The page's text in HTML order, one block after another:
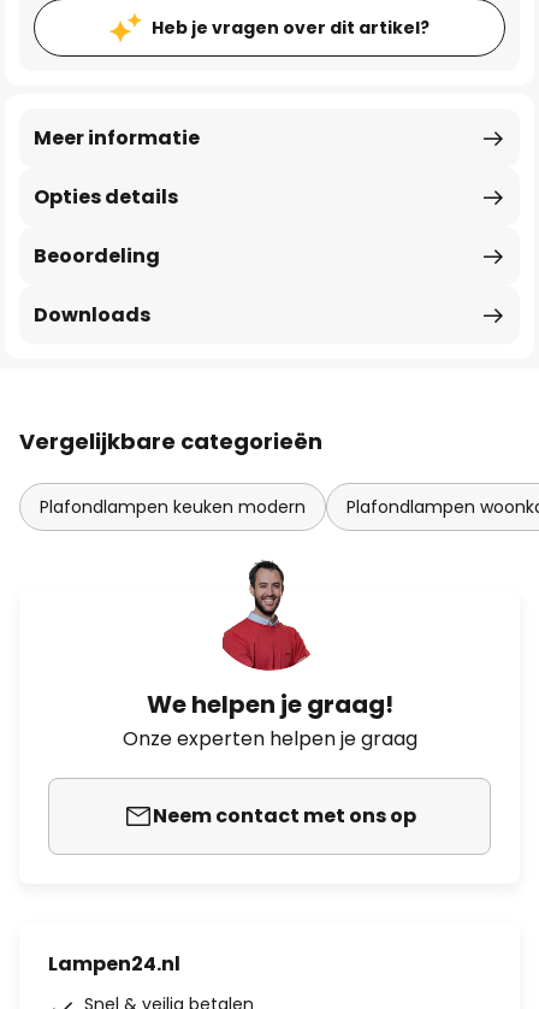
Heb je vragen over dit artikel?
Opties details
Meer informatie
Beoordeling
Downloads
Vergelijkbare categorieën
Plafondlampen keuken modern Plafondlampen
We helpen je graag!
Onze experten helpen je graag
Neem contact met ons op
Lampen24.nl
Snel & veilig betalen